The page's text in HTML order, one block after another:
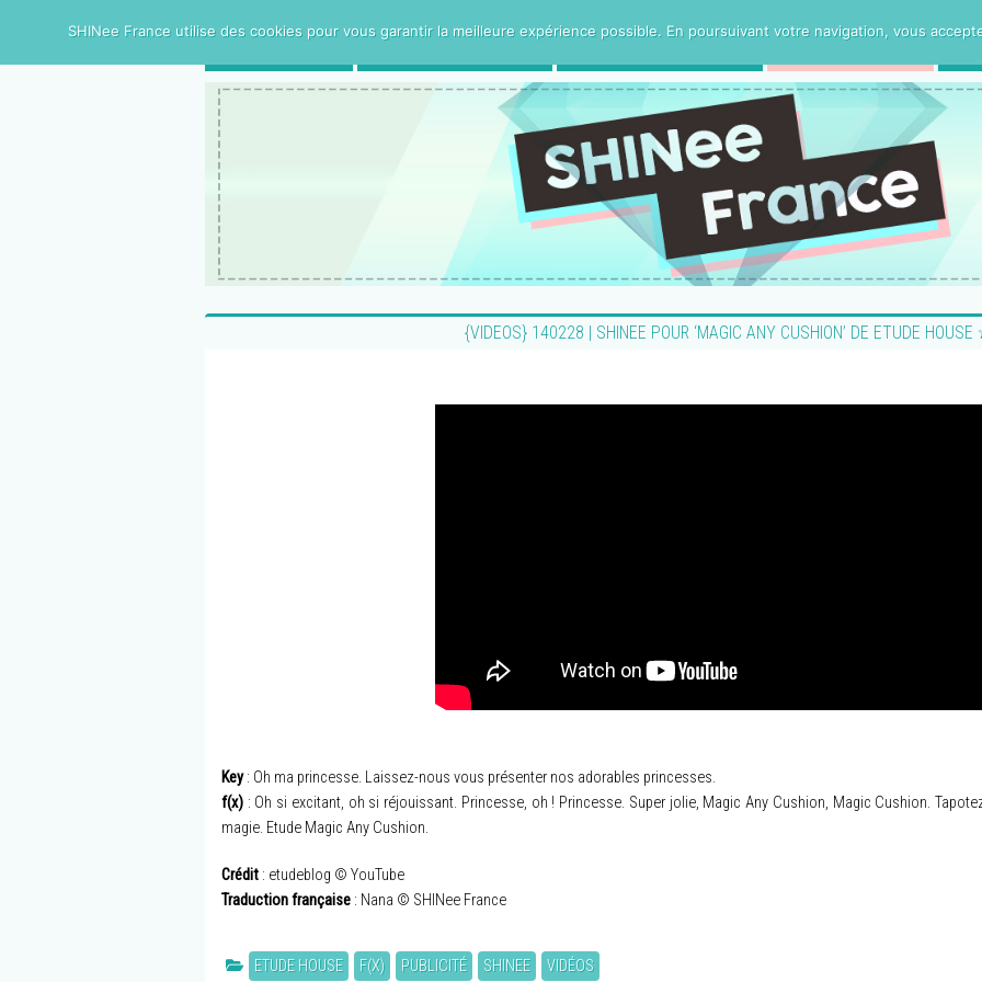
{VIDEOS} 140228 | SHINEE POUR ‘MAGIC ANY CUSHION’ DE ETUDE
Key: Oh ma princesse. Laissez-nous vous présenter nos adorables princesses.
f(x) : Oh si excitant, oh si réjouissant. Princesse, oh ! Princesse. Super jolie, Magic Any Cushion, Magic Cushion.
magie. Etude Magic Any Cushion.
Crédit : etudeblog © YouTube
Traduction française : Nana © SHINee France
ETUDE HOUSE F(X) PUBLICITÉ SHINEE VIDÉOS
SHINee France utilise des cookies pour vous garantir la meilleure expérience possible. En poursuivant votre navigation, vous